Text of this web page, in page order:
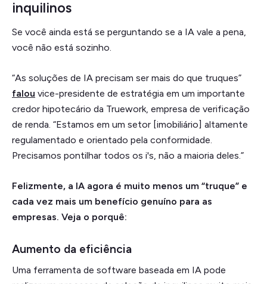
inquilinos
Se você ainda está se perguntando se a IA vale a pena,
você não está sozinho.
“As soluções de IA precisam ser mais do que truques”
falou vice-presidente de estratégia em um importante
credor hipotecário da Truework, empresa de verificação
de renda. “Estamos em um setor [imobiliário] altamente
regulamentado e orientado pela conformidade.
Precisamos pontilhar todos os i's, não a maioria deles.”
Felizmente, a IA agora é muito menos um “truque” e
cada vez mais um benefício genuíno para as
empresas. Veja o porquê:
Aumento da eficiência
Uma ferramenta de software baseada em IA pode